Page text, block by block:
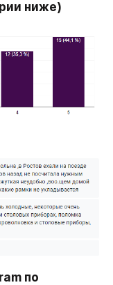
ниже)
по